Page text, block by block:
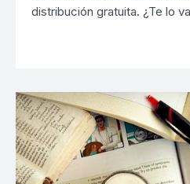
distribución gratuita. ¿Te lo